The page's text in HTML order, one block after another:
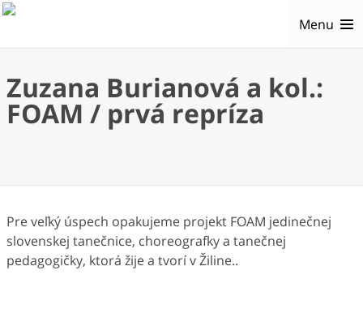
Menu
Zuzana Burianová a kol.:
FOAM / prvá repríza
Pre veľký úspech opakujeme projekt FOAM jedinečnej
slovenskej tanečnice, choreografky a tanečnej
pedagogičky, ktorá žije a tvorí v Žiline..